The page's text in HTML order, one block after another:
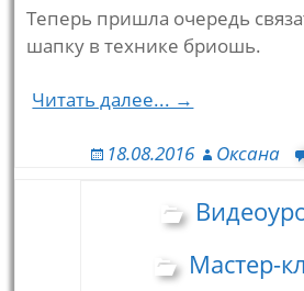
Теперь пришла очередь
шапку в технике бриошь.
Читать далее... →
18.08.2016 Оксана
Мастер-